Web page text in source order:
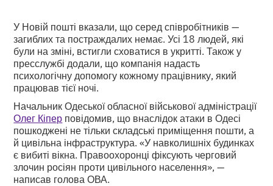
У Новій пошті вказали, що серед співробітників —
загиблих та постраждалих немає. Усі 18 людей, які
були на зміні, встигли сховатися в укритті. Також у
пресслужбі додали, що компанія надасть
психологічну допомогу кожному працівнику, який
працював тієї ночі.
Начальник Одеської обласної військової адміністрації
Олег Кіпер повідомив, що внаслідок атаки в Одесі
пошкоджені не тільки складські приміщення пошти, а
й цивільна інфраструктура. «У навколишніх будинках
є вибиті вікна. Правоохоронці фіксують черговий
злочин росіян проти цивільного населення», —
написав голова ОВА.